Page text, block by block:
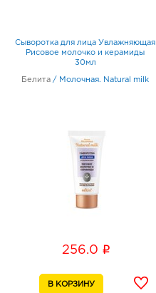
Сыворотка для лица Увлажняющая
Рисовое молочко и керамиды
30мл
Белита / Молочная. Natural milk
256.0 i